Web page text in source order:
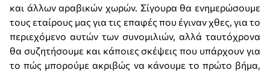
και άλλων αραβικών χωρών. Σίγουρα θα ενημερώσουμε
τους εταίρους μας για τις επαφές που έγιναν χθες, για το
περιεχόμενο αυτών των συνομιλιών, αλλά ταυτόχρονα
θα συζητήσουμε και κάποιες σκέψεις που υπάρχουν για
το πώς μπορούμε ακριβώς να κάνουμε το πρώτο βήμα,